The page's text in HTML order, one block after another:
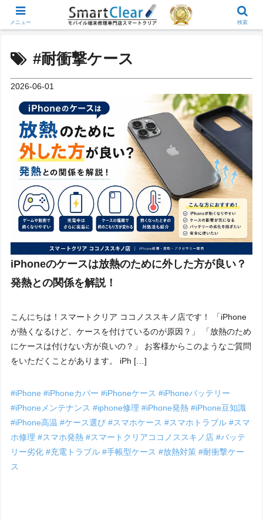
#耐衝撃ケース
2026-06-01
iPhoneのケースは放熱のために外した方が良い？
発熱との関係を解説！
こんにちは！スマートクリア ココノススキノ店です！ 「iPhone
が熱くなるけど、ケースを付けているのが原因？」 「放熱のため
にケースは付けない方が良いの？」 お客様からこのようなご質問
をいただくことがあります。 iPh […]
#iPhone#iPhoneカバー#iPhoneケース#iPhoneバッテリー
#iPhoneメンテナンス#iphone修理#iPhone発熱#iPhone豆知識
#iPhone高温#ケース選び#スマホケース#スマホトラブル#スマ
ホ修理#スマホ発熱#スマートクリアココノススキノ店#バッテ
リー劣化#充電トラブル#手帳型ケース#放熱対策#耐衝撃ケー
ス
メニュー 検索